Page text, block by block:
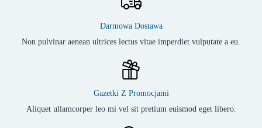
Darmowa Dostawa
Non pulvinar aenean ultrices lectus vitae imperdiet vulputate a eu.
Gazetki Z Promocjami
Aliquet ullamcorper leo mi vel sit pretium euismod eget libero.